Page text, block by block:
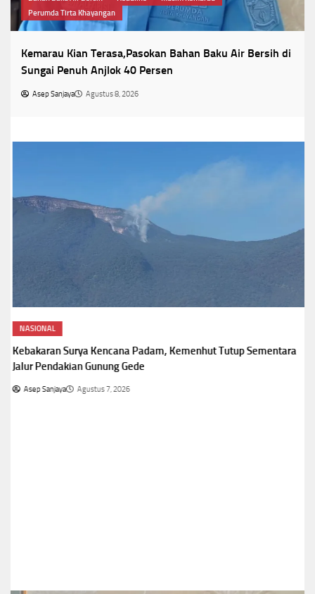
Perumda Tirta Khayangan
Kemarau Kian Terasa,Pasokan Bahan Baku Air Bersih di
Sungai Penuh Anjlok 40 Persen
Asep Sanjaya Agustus 8, 2026
NASIONAL
Kebakaran Surya Kencana Padam, Kemenhut Tutup Sementara
Jalur Pendakian Gunung Gede
Asep Sanjaya Agustus 7, 2026